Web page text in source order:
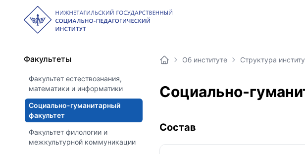
Факультеты
Факультет естествознания,
математики и информатики
Социально-гуманитарный
факультет
Факультет филологии и
межкультурной коммуникации
Об институте Структура
Социально-
Состав